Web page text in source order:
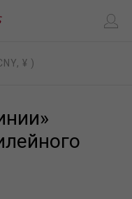
( CNY, ¥ )